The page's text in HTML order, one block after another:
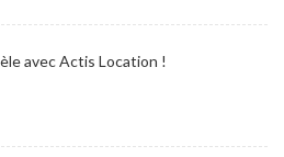
avec Actis Location !